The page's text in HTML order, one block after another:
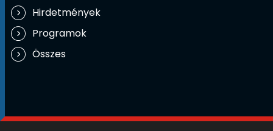
Hirdetmények
Programok
Összes